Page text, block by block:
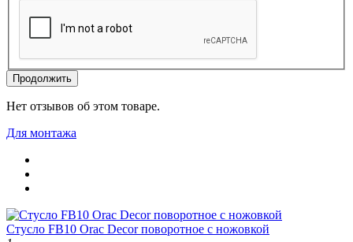
Продолжить
Нет отзывов об этом товаре.
Для монтажа
Стусло FB10 Orac Decor поворотное с ножовкой